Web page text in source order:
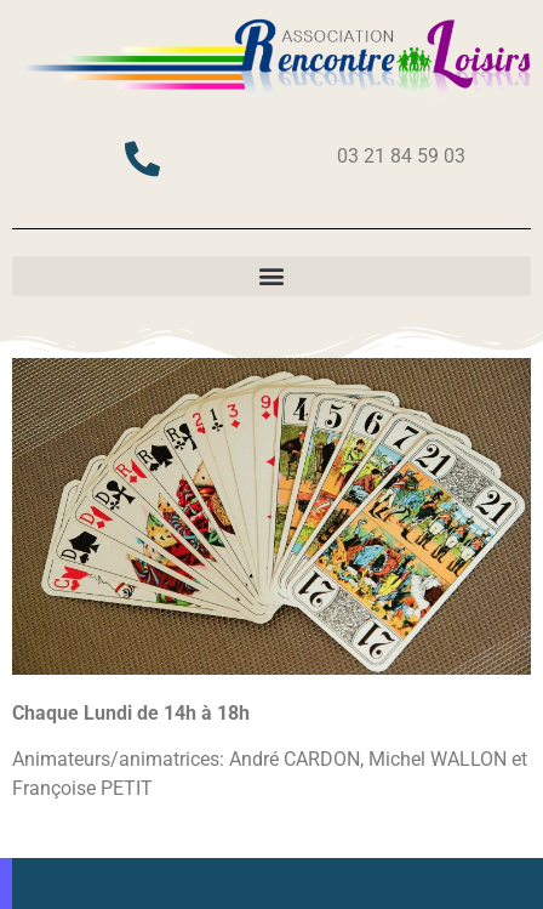
03 21 84 59 03
Chaque Lundi de 14h à 18h
Animateurs/animatrices: André CARDON, Michel WALLON et
Françoise PETIT